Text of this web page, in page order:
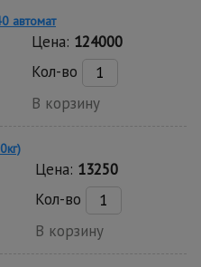
автомат
Цена: 124000
Кол-во
В корзину
Цена: 13250
Кол-во
В корзину